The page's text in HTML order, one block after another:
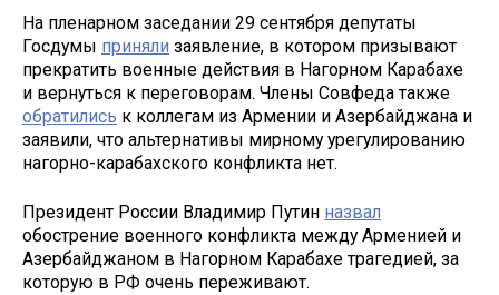
На пленарном заседании 29 сентября депутаты
Госдумы приняли заявление, в котором призывают
прекратить военные действия в Нагорном Карабахе
и вернуться к переговорам. Члены Совфеда также
обратились к коллегам из Армении и Азербайджана и
заявили, что альтернативы мирному урегулированию
нагорно-карабахского конфликта нет.
Президент России Владимир Путин назвал
обострение военного конфликта между Арменией и
Азербайджаном в Нагорном Карабахе трагедией, за
которую в РФ очень переживают.